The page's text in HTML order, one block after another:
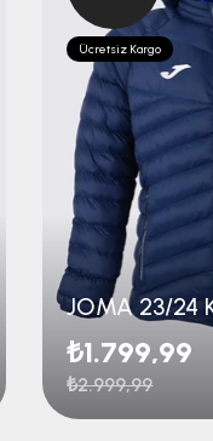
₺1.799,99
₺2.999,99
Ücretsiz Kargo